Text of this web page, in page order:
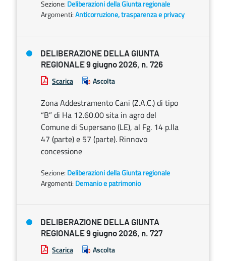
Sezione: Deliberazioni della Giunta regionale
Argomenti:Anticorruzione, trasparenza e privacy
DELIBERAZIONE DELLA GIUNTA
REGIONALE 9 giugno 2026, n. 726
Scarica Ascolta
Zona Addestramento Cani (Z.A.C.) di tipo
“B” di Ha 12.60.00 sita in agro del
Comune di Supersano (LE), al Fg. 14 p.lla
47 (parte) e 57 (parte). Rinnovo
concessione
Sezione: Deliberazioni della Giunta regionale
Argomenti: Demanio e patrimonio
DELIBERAZIONE DELLA GIUNTA
REGIONALE 9 giugno 2026, n. 727
Scarica Ascolta